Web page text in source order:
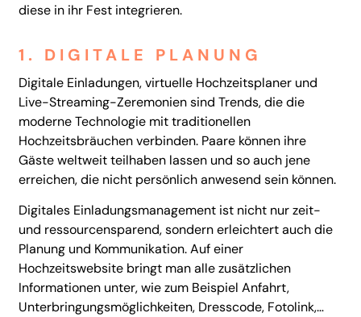
diese in ihr Fest integrieren.
1. DIGITALE PLANUNG
Digitale Einladungen, virtuelle Hochzeitsplaner und
Live-Streaming-Zeremonien sind Trends, die die
moderne Technologie mit traditionellen
Hochzeitsbräuchen verbinden. Paare können ihre
Gäste weltweit teilhaben lassen und so auch jene
erreichen, die nicht persönlich anwesend sein können.
Digitales Einladungsmanagement ist nicht nur zeit-
und ressourcensparend, sondern erleichtert auch die
Planung und Kommunikation. Auf einer
Hochzeitswebsite bringt man alle zusätzlichen
Informationen unter, wie zum Beispiel Anfahrt,
Unterbringungsmöglichkeiten, Dresscode, Fotolink,…